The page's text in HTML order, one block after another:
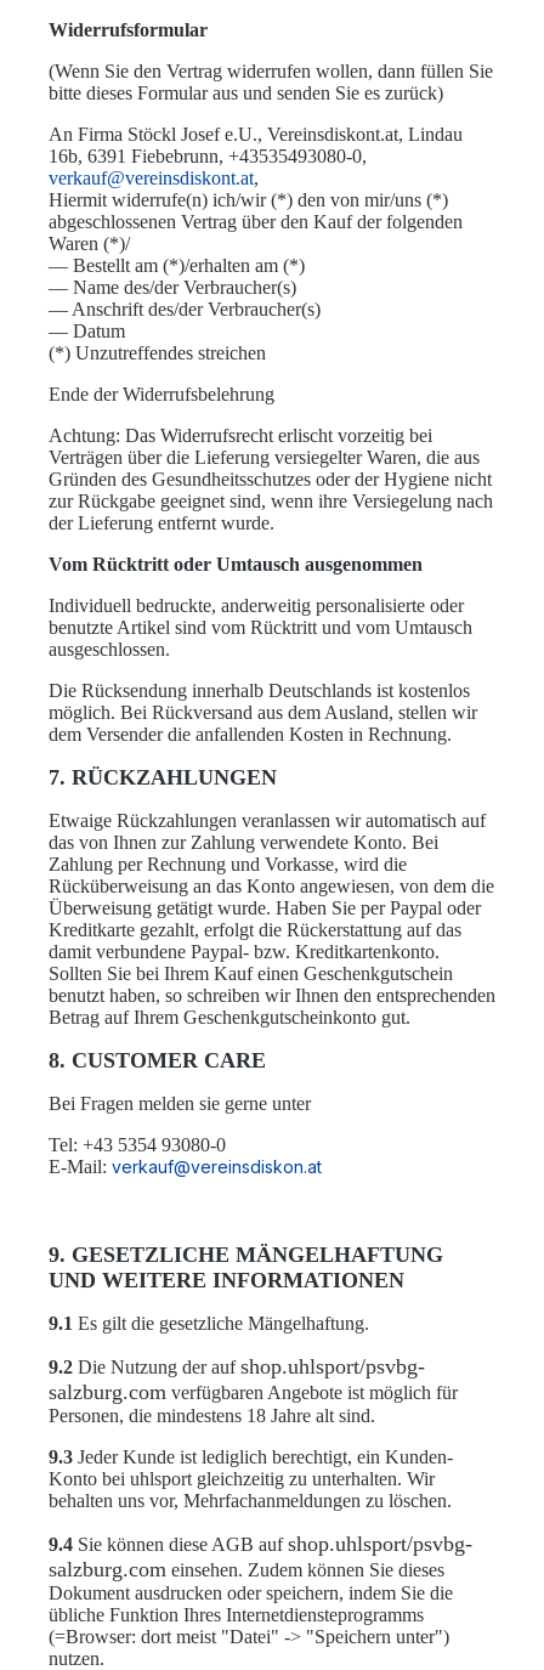
Widerrufsformular
(Wenn Sie den Vertrag widerrufen wollen, dann füllen Sie
bitte dieses Formular aus und senden Sie es zurück)
An Firma Stöckl Josef e.U., Vereinsdiskont.at, Lindau
16b, 6391 Fiebebrunn, +43535493080-0,
verkauf@vereinsdiskont.at,
Hiermit widerrufe(n) ich/wir (*) den von mir/uns (*)
abgeschlossenen Vertrag über den Kauf der folgenden
Waren (*)/
— Bestellt am (*)/erhalten am (*)
— Name des/der Verbraucher(s)
— Anschrift des/der Verbraucher(s)
— Datum
(*) Unzutreffendes streichen
Ende der Widerrufsbelehrung
Achtung: Das Widerrufsrecht erlischt vorzeitig bei
Verträgen über die Lieferung versiegelter Waren, die aus
Gründen des Gesundheitsschutzes oder der Hygiene nicht
zur Rückgabe geeignet sind, wenn ihre Versiegelung nach
der Lieferung entfernt wurde.
Vom Rücktritt oder Umtausch ausgenommen
Individuell bedruckte, anderweitig personalisierte oder
benutzte Artikel sind vom Rücktritt und vom Umtausch
ausgeschlossen.
Die Rücksendung innerhalb Deutschlands ist kostenlos
möglich. Bei Rückversand aus dem Ausland, stellen wir
dem Versender die anfallenden Kosten in Rechnung.
7. RÜCKZAHLUNGEN
Etwaige Rückzahlungen veranlassen wir automatisch auf
das von Ihnen zur Zahlung verwendete Konto. Bei
Zahlung per Rechnung und Vorkasse, wird die
Rücküberweisung an das Konto angewiesen, von dem die
Überweisung getätigt wurde. Haben Sie per Paypal oder
Kreditkarte gezahlt, erfolgt die Rückerstattung auf das
damit verbundene Paypal- bzw. Kreditkartenkonto.
Sollten Sie bei Ihrem Kauf einen Geschenkgutschein
benutzt haben, so schreiben wir Ihnen den entsprechenden
Betrag auf Ihrem Geschenkgutscheinkonto gut.
8. CUSTOMER CARE
Bei Fragen melden sie gerne unter
Tel: +43 5354 93080-0
E-Mail: verkauf@vereinsdiskon.at
9. GESETZLICHE MÄNGELHAFTUNG
UND WEITERE INFORMATIONEN
9.1 Es gilt die gesetzliche Mängelhaftung.
9.2 Die Nutzung der aufshop.uhlsport/psvbg-
salzburg.com verfügbaren Angebote ist möglich für
Personen, die mindestens 18 Jahre alt sind.
9.3 Jeder Kunde ist lediglich berechtigt, ein Kunden-
Konto bei uhlsport gleichzeitig zu unterhalten. Wir
behalten uns vor, Mehrfachanmeldungen zu löschen.
9.4 Sie können diese AGB aufshop.uhlsport/psvbg-
salzburg.com einsehen. Zudem können Sie dieses
Dokument ausdrucken oder speichern, indem Sie die
übliche Funktion Ihres Internetdiensteprogramms
(=Browser: dort meist "Datei" -> "Speichern unter")
nutzen.